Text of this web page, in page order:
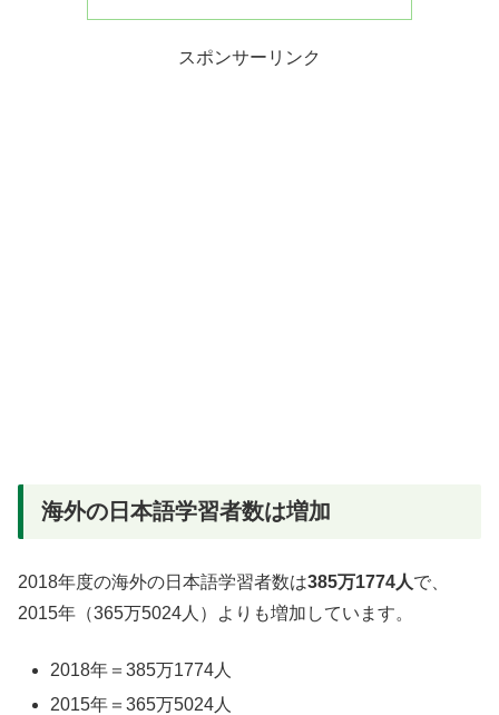
スポンサーリンク
海外の日本語学習者数は増加
2018年度の海外の日本語学習者数は385万1774人で、
2015年（365万5024人）よりも増加しています。
2018年＝385万1774人
2015年＝365万5024人